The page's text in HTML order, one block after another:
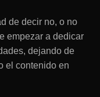
de decir no, o no
empezar a dedicar
dejando de
el contenido en